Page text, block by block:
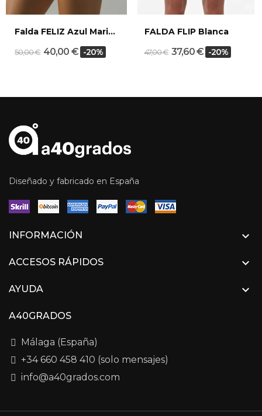
Falda FELIZ Azul Marino
50,00 € 40,00 € -20%
FALDA FLIP Blanca
47,00 € 37,60 € -20%
Diseñado y fabricado en España
INFORMACIÓN 
ACCESOS RÁPIDOS 
AYUDA 
A40GRADOS
Málaga (España)
+34 660 458 410 (solo mensajes)
info@a40grados.com